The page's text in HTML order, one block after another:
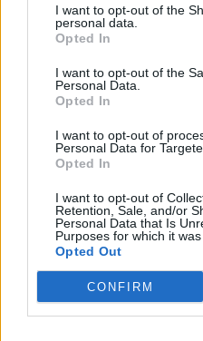
I want to opt-out of the
personal data.
Opted In
I want to opt-out of the
Personal Data.
Opted In
I want to opt-out of
Personal Data for
Opted In
I want to opt-out of
Retention, Sale, and/or
Personal Data that Is
Purposes for which it was
Opted Out
CONFIRM
πρωτάθλημα που έγινε
την 9η θέση.
προολυμπιακό κύκλο
Παγκόσμια κατάταξη:
ΧΡΥΣΑ ΜΕΤΑΛΛΙΑ: 2023
Open 2023 G-1, 2022
Sofia Open 2020 G-1
ΑΣΗΜΕΝΙΑ ΜΕΤΑΛΛΙΑ:
2024 G-1, 2024 Austrian
Taekwondo Tournament
ΧΑΛΚΙΝΑ ΜΕΤΑΛΛΙΑ:
2023 G-2, Austrian Open